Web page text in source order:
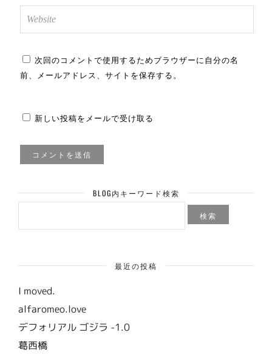
次回のコメントで使用するためブラウザーに自分の名
前、メールアドレス、サイトを保存する。
新しい投稿をメールで受け取る
BLOG内キーワード検索
検
最近の投稿
I moved.
alfaromeo.love
デフォリアル ゴジラ -1.0
葛西橋